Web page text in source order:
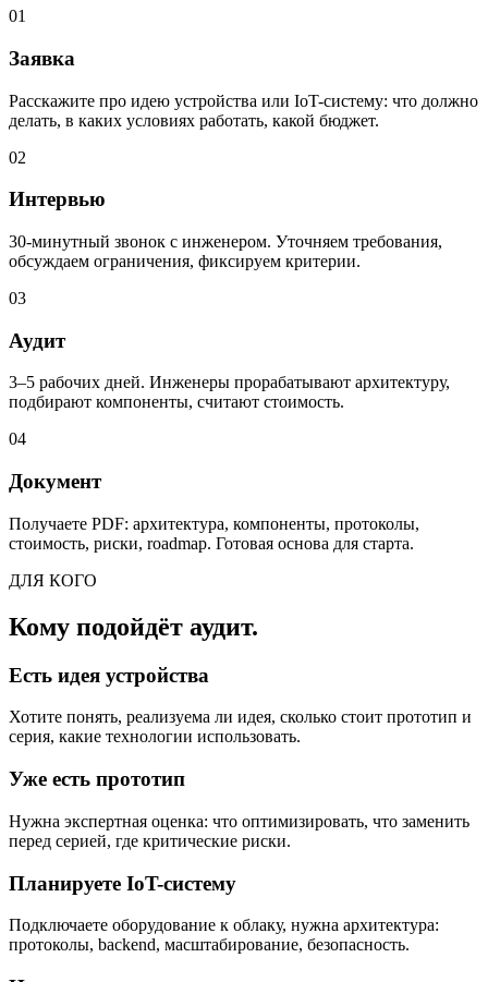
01
Заявка
Расскажите про идею устройства или IoT-систему: что должно
делать, в каких условиях работать, какой бюджет.
02
Интервью
30-минутный звонок с инженером. Уточняем требования,
обсуждаем ограничения, фиксируем критерии.
03
Аудит
3–5 рабочих дней. Инженеры прорабатывают архитектуру,
подбирают компоненты, считают стоимость.
04
Документ
Получаете PDF: архитектура, компоненты, протоколы,
стоимость, риски, roadmap. Готовая основа для старта.
ДЛЯ КОГО
Кому подойдёт аудит.
Есть идея устройства
Хотите понять, реализуема ли идея, сколько стоит прототип и
серия, какие технологии использовать.
Уже есть прототип
Нужна экспертная оценка: что оптимизировать, что заменить
перед серией, где критические риски.
Планируете IoT-систему
Подключаете оборудование к облаку, нужна архитектура:
протоколы, backend, масштабирование, безопасность.